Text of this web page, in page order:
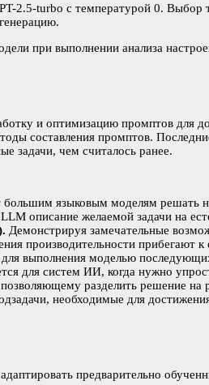
2.5-turbo с температурой 0. Выбор
при выполнении анализа
и оптимизацию промптов для
составления промптов.
задачи, чем считалось ранее.
большим языковым моделям решать
описание желаемой задачи на
Демонстрируя замечательные
производительности
выполнения моделью
для систем ИИ, когда нужно
разделить решение
необходимые для
предварительно